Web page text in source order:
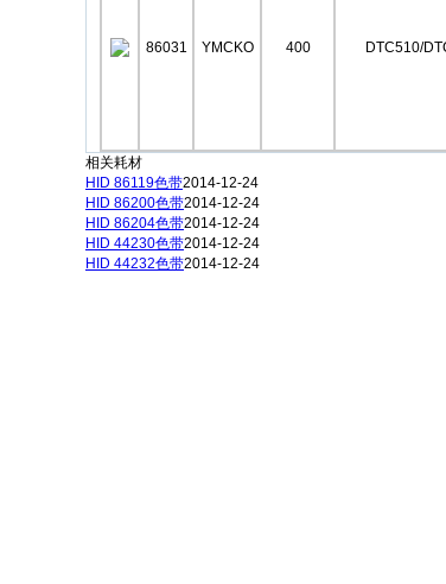
86031 YMCKO 400 DTC510/
相关耗材
HID 86119色带2014-12-24
HID 86200色带2014-12-24
HID 86204色带2014-12-24
HID 44230色带2014-12-24
HID 44232色带2014-12-24